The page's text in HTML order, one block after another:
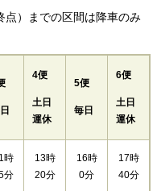
）までの区間は降車のみ
4便
土日
運休
5便
毎日
6便
土日
運休
時
分
13時
20分
16時
0分
17時
40分